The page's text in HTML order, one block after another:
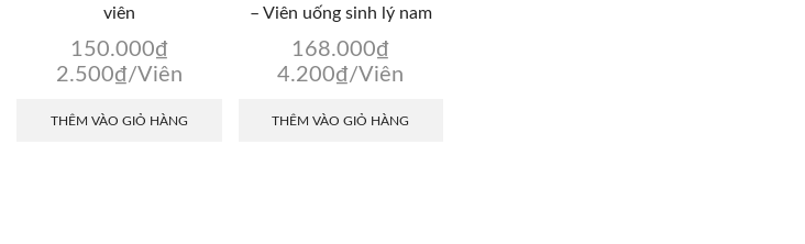
viên
150.000₫
2.500₫/Viên
THÊM VÀO GIỎ HÀNG
– Viên uống sinh lý nam
168.000₫
4.200₫/Viên
THÊM VÀO GIỎ HÀNG